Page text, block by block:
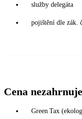
služby delegáta
pojištění dle zák.
Cena nezahrnuje
Green Tax